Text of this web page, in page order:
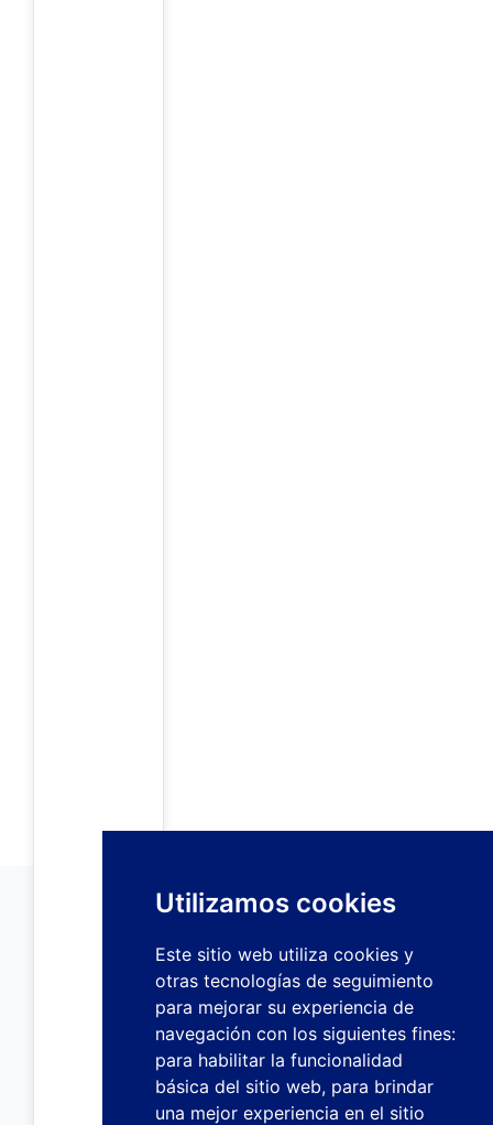
Utilizamos cookies
Este sitio web utiliza cookies y
otras tecnologías de seguimiento
para mejorar su experiencia de
navegación con los siguientes fines:
para habilitar la funcionalidad
básica del sitio web, para brindar
una mejor experiencia en el sitio